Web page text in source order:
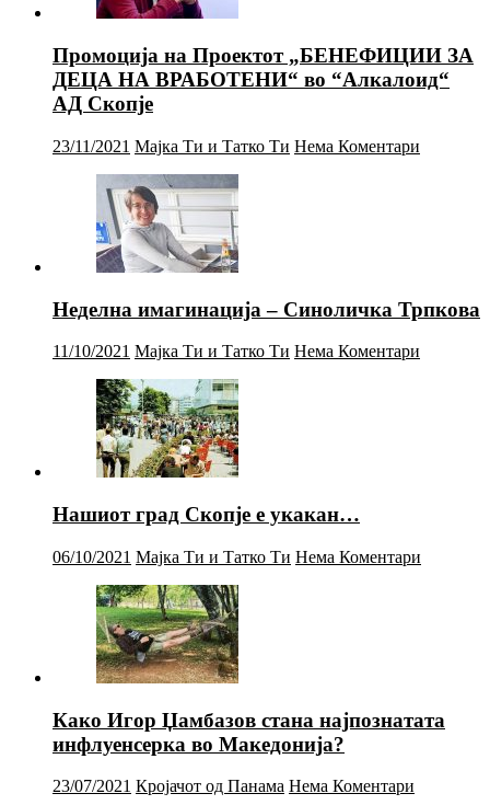
Промоција на Проектот „БЕНЕФИЦИИ ЗА
ДЕЦА НА ВРАБОТЕНИ“ во “Алкалоид“
АД Скопје
23/11/2021 Мајка Ти и Татко Ти Нема Коментари
Неделна имагинација – Синоличка Трпкова
11/10/2021 Мајка Ти и Татко Ти Нема Коментари
Нашиот град Скопје е укакан…
06/10/2021 Мајка Ти и Татко Ти Нема Коментари
Како Игор Џамбазов стана најпознатата
инфлуенсерка во Македонија?
23/07/2021 Кројачот од Панама Нема Коментари